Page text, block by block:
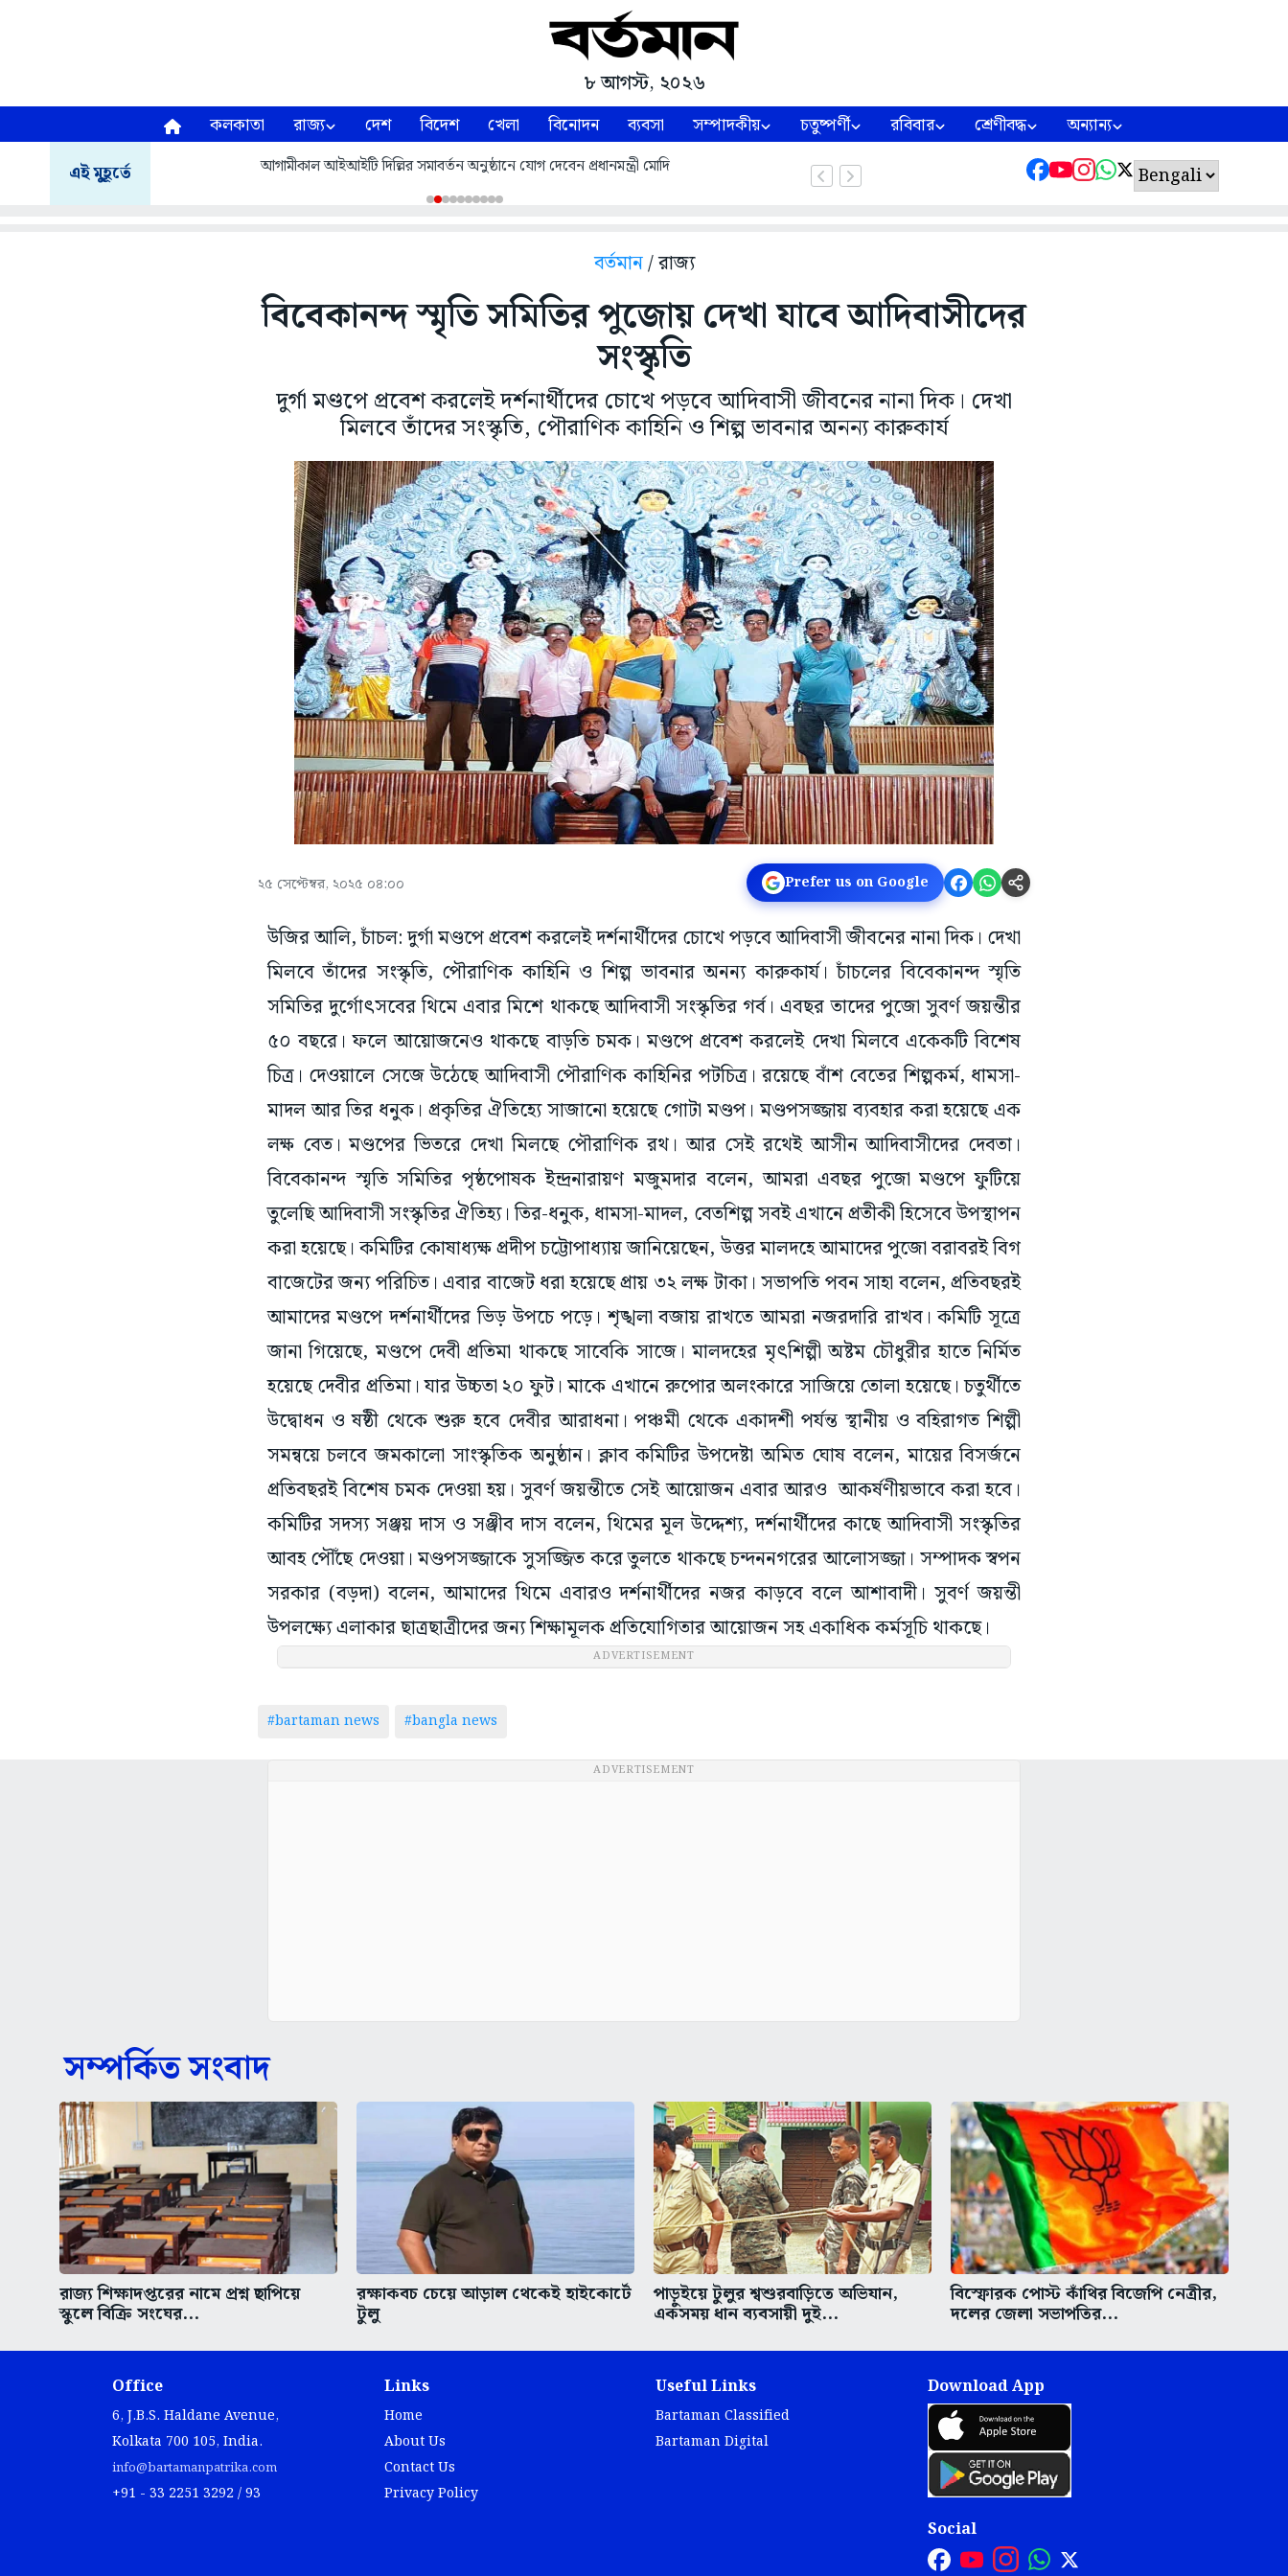
৮ আগস্ট, ২০২৬
কলকাতা রাজ্য দেশ বিদেশ খেলা বিনোদন ব্যবসা সম্পাদকীয় চতুষ্পর্ণী রবিবার শ্রেণীবদ্ধ অন্যান্য
এই মুহূর্তে আগামীকাল আইআইটি দিল্লির সমাবর্তন অনুষ্ঠানে যোগ দেবেন প্রধানমন্ত্রী মোদি
বর্তমান/ রাজ্য
বিবেকানন্দ স্মৃতি সমিতির পুজোয় দেখা যাবে আদিবাসীদের
সংস্কৃতি
দুর্গা মণ্ডপে প্রবেশ করলেই দর্শনার্থীদের চোখে পড়বে আদিবাসী জীবনের নানা দিক। দেখা
মিলবে তাঁদের সংস্কৃতি, পৌরাণিক কাহিনি ও শিল্প ভাবনার অনন্য কারুকার্য
২৫ সেপ্টেম্বর, ২০২৫ ০৪:০০ Prefer us on Google
উজির আলি, চাঁচল: দুর্গা মণ্ডপে প্রবেশ করলেই দর্শনার্থীদের চোখে পড়বে আদিবাসী জীবনের নানা দিক। দেখা
মিলবে তাঁদের সংস্কৃতি, পৌরাণিক কাহিনি ও শিল্প ভাবনার অনন্য কারুকার্য। চাঁচলের বিবেকানন্দ স্মৃতি
সমিতির দুর্গোৎসবের থিমে এবার মিশে থাকছে আদিবাসী সংস্কৃতির গর্ব। এবছর তাদের পুজো সুবর্ণ জয়ন্তীর
৫০ বছরে। ফলে আয়োজনেও থাকছে বাড়তি চমক। মণ্ডপে প্রবেশ করলেই দেখা মিলবে একেকটি বিশেষ
চিত্র। দেওয়ালে সেজে উঠেছে আদিবাসী পৌরাণিক কাহিনির পটচিত্র। রয়েছে বাঁশ বেতের শিল্পকর্ম, ধামসা-
মাদল আর তির ধনুক। প্রকৃতির ঐতিহ্যে সাজানো হয়েছে গোটা মণ্ডপ। মণ্ডপসজ্জায় ব্যবহার করা হয়েছে এক
লক্ষ বেত। মণ্ডপের ভিতরে দেখা মিলছে পৌরাণিক রথ। আর সেই রথেই আসীন আদিবাসীদের দেবতা।
বিবেকানন্দ স্মৃতি সমিতির পৃষ্ঠপোষক ইন্দ্রনারায়ণ মজুমদার বলেন, আমরা এবছর পুজো মণ্ডপে ফুটিয়ে
তুলেছি আদিবাসী সংস্কৃতির ঐতিহ্য। তির-ধনুক, ধামসা-মাদল, বেতশিল্প সবই এখানে প্রতীকী হিসেবে উপস্থাপন
করা হয়েছে। কমিটির কোষাধ্যক্ষ প্রদীপ চট্টোপাধ্যায় জানিয়েছেন, উত্তর মালদহে আমাদের পুজো বরাবরই বিগ
বাজেটের জন্য পরিচিত। এবার বাজেট ধরা হয়েছে প্রায় ৩২ লক্ষ টাকা। সভাপতি পবন সাহা বলেন, প্রতিবছরই
আমাদের মণ্ডপে দর্শনার্থীদের ভিড় উপচে পড়ে। শৃঙ্খলা বজায় রাখতে আমরা নজরদারি রাখব। কমিটি সূত্রে
জানা গিয়েছে, মণ্ডপে দেবী প্রতিমা থাকছে সাবেকি সাজে। মালদহের মৃৎশিল্পী অষ্টম চৌধুরীর হাতে নির্মিত
হয়েছে দেবীর প্রতিমা। যার উচ্চতা ২০ ফুট। মাকে এখানে রুপোর অলংকারে সাজিয়ে তোলা হয়েছে। চতুর্থীতে
উদ্বোধন ও ষষ্ঠী থেকে শুরু হবে দেবীর আরাধনা। পঞ্চমী থেকে একাদশী পর্যন্ত স্থানীয় ও বহিরাগত শিল্পী
সমন্বয়ে চলবে জমকালো সাংস্কৃতিক অনুষ্ঠান। ক্লাব কমিটির উপদেষ্টা অমিত ঘোষ বলেন, মায়ের বিসর্জনে
প্রতিবছরই বিশেষ চমক দেওয়া হয়। সুবর্ণ জয়ন্তীতে সেই আয়োজন এবার আরও আকর্ষণীয়ভাবে করা হবে।
কমিটির সদস্য সঞ্জয় দাস ও সঞ্জীব দাস বলেন, থিমের মূল উদ্দেশ্য, দর্শনার্থীদের কাছে আদিবাসী সংস্কৃতির
আবহ পৌঁছে দেওয়া। মণ্ডপসজ্জাকে সুসজ্জিত করে তুলতে থাকছে চন্দননগরের আলোসজ্জা। সম্পাদক স্বপন
সরকার (বড়দা) বলেন, আমাদের থিমে এবারও দর্শনার্থীদের নজর কাড়বে বলে আশাবাদী। সুবর্ণ জয়ন্তী
উপলক্ষ্যে এলাকার ছাত্রছাত্রীদের জন্য শিক্ষামূলক প্রতিযোগিতার আয়োজন সহ একাধিক কর্মসূচি থাকছে।
ADVERTISEMENT
#bartaman news #bangla news
ADVERTISEMENT
সম্পর্কিত সংবাদ
রাজ্য শিক্ষাদপ্তরের নামে প্রশ্ন ছাপিয়ে
স্কুলে বিক্রি সংঘের...
রক্ষাকবচ চেয়ে আড়াল থেকেই হাইকোর্টে
টুলু
পাড়ুইয়ে টুলুর শ্বশুরবাড়িতে অভিযান,
একসময় ধান ব্যবসায়ী দুই...
বিস্ফোরক পোস্ট কাঁথির বিজেপি নেত্রীর,
দলের জেলা সভাপতির...
Office
6, J.B.S. Haldane Avenue,
Kolkata 700 105, India.
info@bartamanpatrika.com
+91 - 33 2251 3292 / 93
Links
Home
About Us
Contact Us
Privacy Policy
Useful Links
Bartaman Classified
Bartaman Digital
Download App
Social